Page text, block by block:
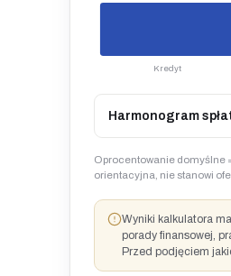
Kredyt
Harmonogram
Oprocentowanie domyślne
orientacyjna, nie stanowi
Wyniki kalkulatora
porady finansowej,
Przed podjęciem